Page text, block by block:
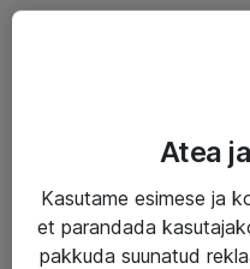
Haldusteenused
Garantii
Atea
Kasutame esimese ja
et parandada
pakkuda suunatud